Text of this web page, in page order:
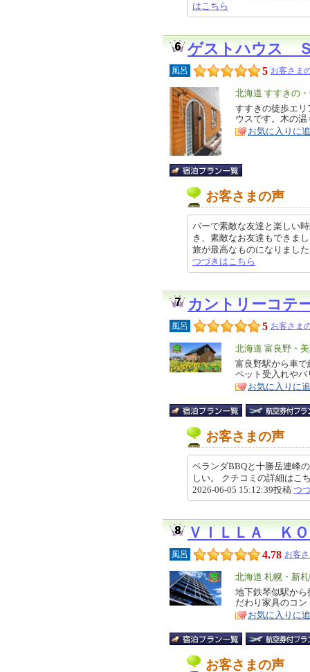
はこちら
ゲストハウス
風呂 5 お客さま
エ
リ
ア
北海道 すすきの
特
徴
すすきの徒歩エ
ウスです。木の
お気に入りに
お客さまの声
バーで素敵な友達と楽しい
き、素敵なお友達もできま
旅が最高なものになりまし
つづきはこちら
カントリーコテ
風呂 5 お客さま
エ
リ
ア
北海道 富良野・
特
徴
富良野駅から車
ペット受入れや
お気に入りに
お客さまの声
ベランダBBQと十勝岳連峰
しい。 クチコミの詳細は
2026-06-05 15:12:39投稿 つ
ＶＩＬＬＡ Ｋ
風呂 4.78 お客
エ
リ
ア
北海道 札幌・新
特
徴
地下鉄琴似駅か
だわり家具のコ
お気に入りに
お客さまの声